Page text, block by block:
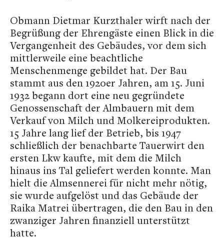
Obmann Dietmar Kurzthaler wirft nach der
Begrüßung der Ehrengäste einen Blick in die
Vergangenheit des Gebäudes, vor dem sich
mittlerweile eine beachtliche
Menschenmenge gebildet hat. Der Bau
stammt aus den 1920er Jahren, am 15. Juni
1932 begann dort eine neu gegründete
Genossenschaft der Almbauern mit dem
Verkauf von Milch und Molkereiprodukten.
15 Jahre lang lief der Betrieb, bis 1947
schließlich der benachbarte Tauerwirt den
ersten Lkw kaufte, mit dem die Milch
hinaus ins Tal geliefert werden konnte. Man
hielt die Almsennerei für nicht mehr nötig,
sie wurde aufgelöst und das Gebäude der
Raika Matrei übertragen, die den Bau in den
zwanziger Jahren finanziell unterstützt
hatte.